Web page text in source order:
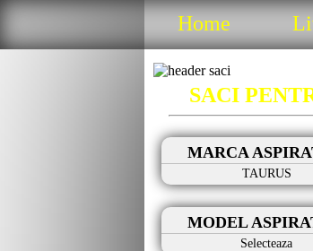
Home
SACI
MARCA
TAURUS
MODEL
Selecteaza